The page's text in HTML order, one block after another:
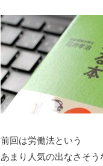
前回は労働法という
あまり人気の出なさそ